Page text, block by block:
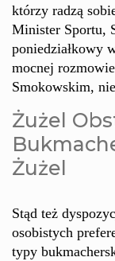
którzy radzą
Minister Sportu,
poniedziałkowy
mocnej
Smokowskim,
Żużel
Żużel
Stąd też
osobistych
typy